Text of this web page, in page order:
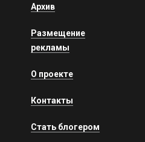
Архив
Размещение
рекламы
О проекте
Контакты
Стать блогером